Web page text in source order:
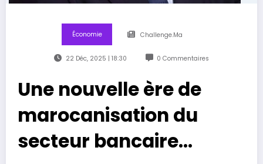
Économie Challenge.ma
22 Déc, 2025 | 18:30 0 Commentaires
Une nouvelle ère de
marocanisation du
secteur bancaire…